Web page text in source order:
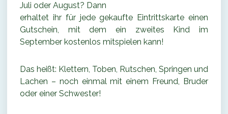
Juli oder August? Dann
erhaltet ihr für jede gekaufte Eintrittskarte einen
Gutschein, mit dem ein zweites Kind im
September kostenlos mitspielen kann!
Das heißt: Klettern, Toben, Rutschen, Springen und
Lachen – noch einmal mit einem Freund, Bruder
oder einer Schwester!